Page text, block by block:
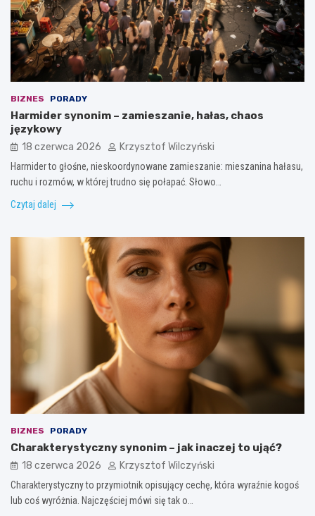
BIZNES PORADY
Harmider synonim – zamieszanie, hałas, chaos
językowy
18 czerwca 2026 Krzysztof Wilczyński
Harmider to głośne, nieskoordynowane zamieszanie: mieszanina hałasu,
ruchu i rozmów, w której trudno się połapać. Słowo…
Czytaj dalej
BIZNES PORADY
Charakterystyczny synonim – jak inaczej to ująć?
18 czerwca 2026 Krzysztof Wilczyński
Charakterystyczny to przymiotnik opisujący cechę, która wyraźnie kogoś
lub coś wyróżnia. Najczęściej mówi się tak o…